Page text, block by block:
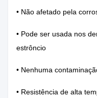
• Não afetado pela
• Pode ser usada nos
estrôncio
• Nenhuma
• Resistência de alta